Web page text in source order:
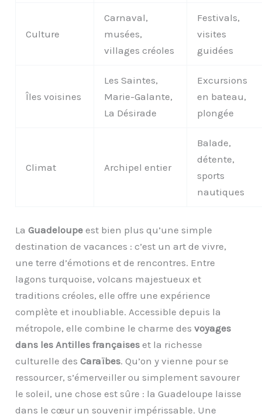
Culture
Carnaval,
musées,
villages créoles
Festivals,
visites
guidées
Îles voisines
Les Saintes,
Marie-Galante,
La Désirade
Excursions
en bateau,
plongée
Climat Archipel entier
Balade,
détente,
sports
nautiques
LaGuadeloupe est bien plus qu’une simple
destination de vacances : c’est un art de vivre,
une terre d’émotions et de rencontres. Entre
lagons turquoise, volcans majestueux et
traditions créoles, elle offre une expérience
complète et inoubliable. Accessible depuis la
métropole, elle combine le charme desvoyages
dans les Antilles françaises et la richesse
culturelle desCaraïbes. Qu’on y vienne pour se
ressourcer, s’émerveiller ou simplement savourer
le soleil, une chose est sûre : la Guadeloupe laisse
dans le cœur un souvenir impérissable. Une